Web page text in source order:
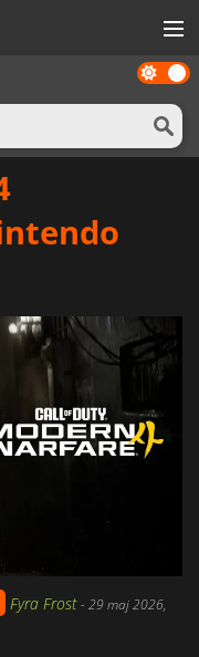
Dark
mode
Fyra Frost-29 maj 2026,